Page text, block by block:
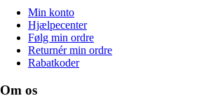
Min konto
Hjælpecenter
Følg min ordre
Returnér min ordre
Rabatkoder
Om os